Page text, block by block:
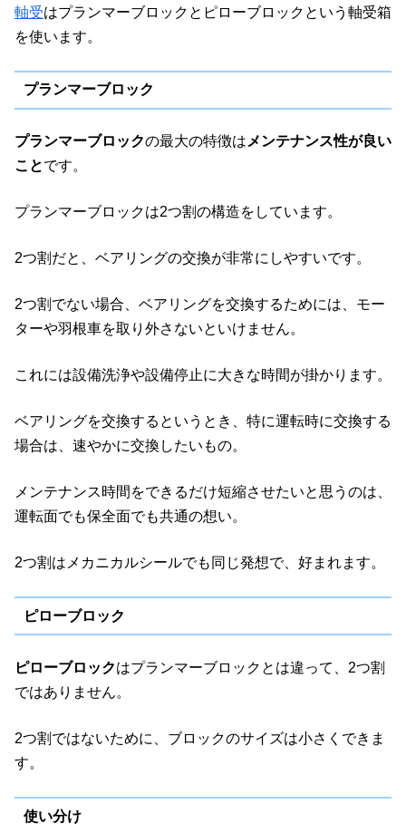
軸受はプランマーブロックとピローブロックという軸受箱
を使います。
プランマーブロック
プランマーブロックの最大の特徴は メンテナンス性が良い
ことです。
プランマーブロックは2つ割の構造をしています。
2つ割だと、ベアリングの交換が非常にしやすいです。
2つ割でない場合、ベアリングを交換するためには、モー
ターや羽根車を取り外さないといけません。
これには設備洗浄や設備停止に大きな時間が掛かります。
ベアリングを交換するというとき、特に運転時に交換する
場合は、速やかに交換したいもの。
メンテナンス時間をできるだけ短縮させたいと思うのは、
運転面でも保全面でも共通の想い。
2つ割はメカニカルシールでも同じ発想で、好まれます。
ピローブロック
ピローブロックはプランマーブロックとは違って、2つ割
ではありません。
2つ割ではないために、ブロックのサイズは小さくできま
す。
使い分け